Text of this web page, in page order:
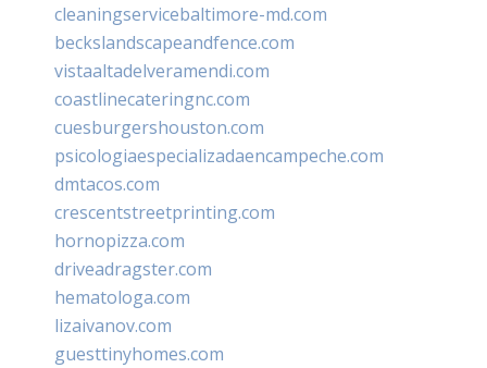
cleaningservicebaltimore-md.com
beckslandscapeandfence.com
vistaaltadelveramendi.com
coastlinecateringnc.com
cuesburgershouston.com
psicologiaespecializadaencampeche.com
dmtacos.com
crescentstreetprinting.com
hornopizza.com
driveadragster.com
hematologa.com
lizaivanov.com
guesttinyhomes.com